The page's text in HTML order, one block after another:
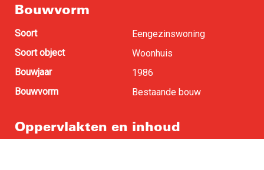
Bouwvorm
Soort
Eengezinswoning
Soort object
Woonhuis
Bouwjaar
1986
Bouwvorm
Bestaande bouw
Oppervlakten en inhoud